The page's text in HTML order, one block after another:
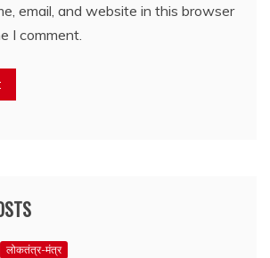
email, and website in this browser
I comment.
लोकतंत्र-मंत्र